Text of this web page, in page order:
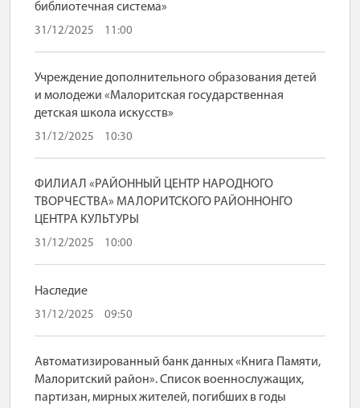
библиотечная система»
31/12/2025 11:00
Учреждение дополнительного образования детей
и молодежи «Малоритская государственная
детская школа искусств»
31/12/2025 10:30
ФИЛИАЛ «РАЙОННЫЙ ЦЕНТР НАРОДНОГО
ТВОРЧЕСТВА» МАЛОРИТСКОГО РАЙОННОНГО
ЦЕНТРА КУЛЬТУРЫ
31/12/2025 10:00
Наследие
31/12/2025 09:50
Автоматизированный банк данных «Книга Памяти,
Малоритский район». Список военнослужащих,
партизан, мирных жителей, погибших в годы